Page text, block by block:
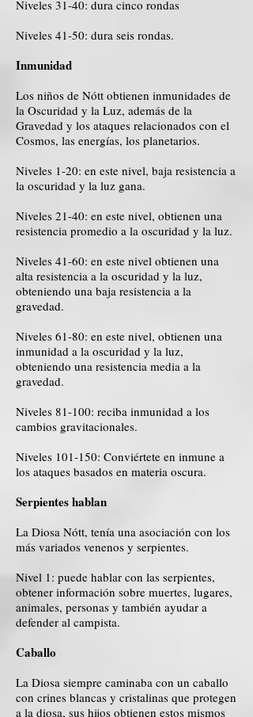
Niveles 31-40: dura cinco rondas
Niveles 41-50: dura seis rondas.
Inmunidad
Los niños de Nótt obtienen inmunidades de
la Oscuridad y la Luz, además de la
Gravedad y los ataques relacionados con el
Cosmos, las energías, los planetarios.
Niveles 1-20: en este nivel, baja resistencia a
la oscuridad y la luz gana.
Niveles 21-40: en este nivel, obtienen una
resistencia promedio a la oscuridad y la luz.
Niveles 41-60: en este nivel obtienen una
alta resistencia a la oscuridad y la luz,
obteniendo una baja resistencia a la
gravedad.
Niveles 61-80: en este nivel, obtienen una
inmunidad a la oscuridad y la luz,
obteniendo una resistencia media a la
gravedad.
Niveles 81-100: reciba inmunidad a los
cambios gravitacionales.
Niveles 101-150: Conviértete en inmune a
los ataques basados ​​en materia oscura.
Serpientes hablan
La Diosa Nótt, tenía una asociación con los
más variados venenos y serpientes.
Nivel 1: puede hablar con las serpientes,
obtener información sobre muertes, lugares,
animales, personas y también ayudar a
defender al campista.
Caballo
La Diosa siempre caminaba con un caballo
con crines blancas y cristalinas que protegen
a la diosa, sus hijos obtienen estos mismos